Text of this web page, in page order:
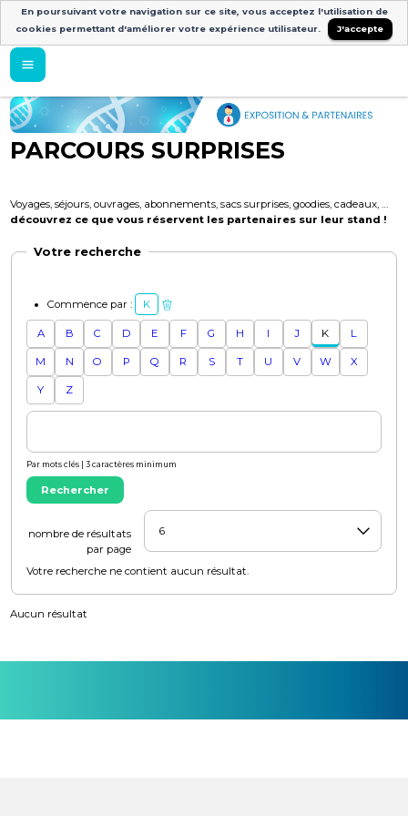
PARCOURS SURPRISES
Voyages, séjours, ouvrages, abonnements, sacs surprises, goodies, cadeaux, …
découvrez ce que vous réservent les partenaires sur leur stand !
Votre recherche
Commence par : K
A B C D E F G H I J K L
M N O P Q R S T U V W X
Y Z
Par mots clés | 3 caractères minimum
Rechercher
nombre de résultats
par page
Votre recherche ne contient aucun résultat.
Aucun résultat
En poursuivant votre navigation sur ce site, vous acceptez l'utilisation de
cookies permettant d'améliorer votre expérience utilisateur.
J'accepte